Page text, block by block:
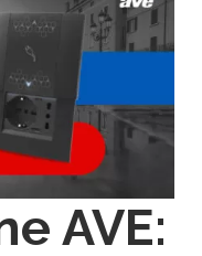
AVE: